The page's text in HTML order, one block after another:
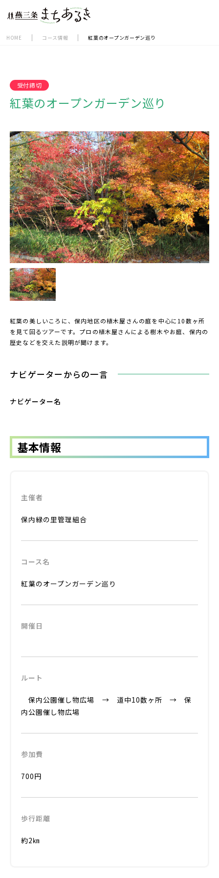
HOME コース情報 紅葉のオープンガーデン巡り
受付締切
紅葉のオープンガーデン巡り
紅葉の美しいころに、保内地区の植木屋さんの庭を中心に10数ヶ所
を見て回るツアーです。プロの植木屋さんによる樹木やお庭、保内の
歴史などを交えた説明が聞けます。
ナビゲーターからの一言
ナビゲーター名
基本情報
主催者
保内緑の里管理組合
コース名
紅葉のオープンガーデン巡り
開催日
ルート
保内公園催し物広場 → 道中10数ヶ所 → 保
内公園催し物広場
参加費
700円
歩行距離
約2㎞